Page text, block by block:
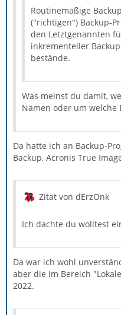
Routinemäßige
("richtigen") Backup-
den Letztgenannten
inkrementeller
bestände.
Was meinst du damit,
Namen oder um welche
Da hatte ich an Backup-
Backup, Acronis True
Zitat von dErzOnk
Ich dachte du wolltest
Da war ich wohl
aber die im Bereich
2022.